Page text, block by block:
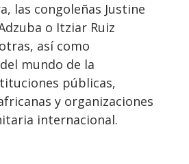
, las congoleñas Justine
o Itziar Ruiz
así como
mundo de la
públicas,
y organizaciones
internacional.